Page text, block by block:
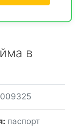
в
паспорт